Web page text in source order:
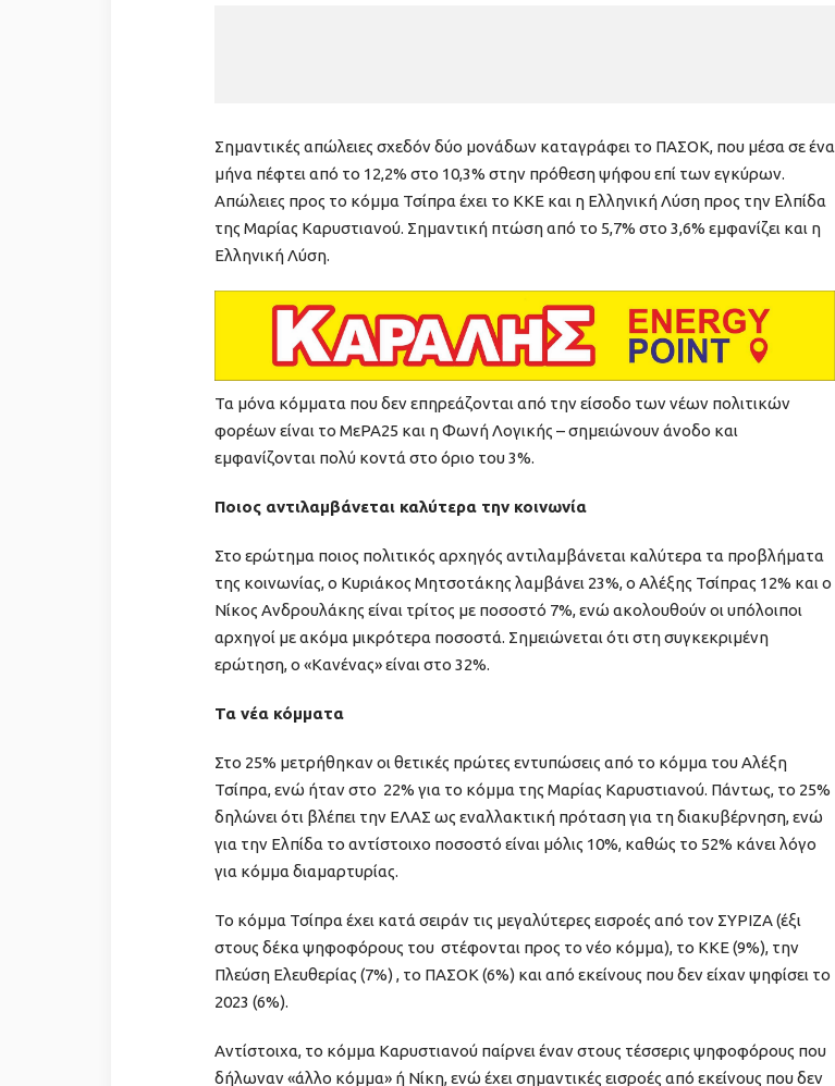
Σημαντικές απώλειες σχεδόν δύο μονάδων καταγράφει το ΠΑΣΟΚ, που μέσα σε ένα
μήνα πέφτει από το 12,2% στο 10,3% στην πρόθεση ψήφου επί των εγκύρων.
Απώλειες προς το κόμμα Τσίπρα έχει το ΚΚΕ και η Ελληνική Λύση προς την Ελπίδα
της Μαρίας Καρυστιανού. Σημαντική πτώση από το 5,7% στο 3,6% εμφανίζει και η
Ελληνική Λύση.
Τα μόνα κόμματα που δεν επηρεάζονται από την είσοδο των νέων πολιτικών
φορέων είναι το ΜεΡΑ25 και η Φωνή Λογικής – σημειώνουν άνοδο και
εμφανίζονται πολύ κοντά στο όριο του 3%.
Ποιος αντιλαμβάνεται καλύτερα την κοινωνία
Στο ερώτημα ποιος πολιτικός αρχηγός αντιλαμβάνεται καλύτερα τα προβλήματα
της κοινωνίας, ο Κυριάκος Μητσοτάκης λαμβάνει 23%, ο Αλέξης Τσίπρας 12% και ο
Νίκος Ανδρουλάκης είναι τρίτος με ποσοστό 7%, ενώ ακολουθούν οι υπόλοιποι
αρχηγοί με ακόμα μικρότερα ποσοστά. Σημειώνεται ότι στη συγκεκριμένη
ερώτηση, ο «Κανένας» είναι στο 32%.
Τα νέα κόμματα
Στο 25% μετρήθηκαν οι θετικές πρώτες εντυπώσεις από το κόμμα του Αλέξη
Τσίπρα, ενώ ήταν στο 22% για το κόμμα της Μαρίας Καρυστιανού. Πάντως, το 25%
δηλώνει ότι βλέπει την ΕΛΑΣ ως εναλλακτική πρόταση για τη διακυβέρνηση, ενώ
για την Ελπίδα το αντίστοιχο ποσοστό είναι μόλις 10%, καθώς το 52% κάνει λόγο
για κόμμα διαμαρτυρίας.
Το κόμμα Τσίπρα έχει κατά σειράν τις μεγαλύτερες εισροές από τον ΣΥΡΙΖΑ (έξι
στους δέκα ψηφοφόρους του στέφονται προς το νέο κόμμα), το ΚΚΕ (9%), την
Πλεύση Ελευθερίας (7%) , το ΠΑΣΟΚ (6%) και από εκείνους που δεν είχαν ψηφίσει το
2023 (6%).
Αντίστοιχα, το κόμμα Καρυστιανού παίρνει έναν στους τέσσερις ψηφοφόρους που
δήλωναν «άλλο κόμμα» ή Νίκη, ενώ έχει σημαντικές εισροές από εκείνους που δεν